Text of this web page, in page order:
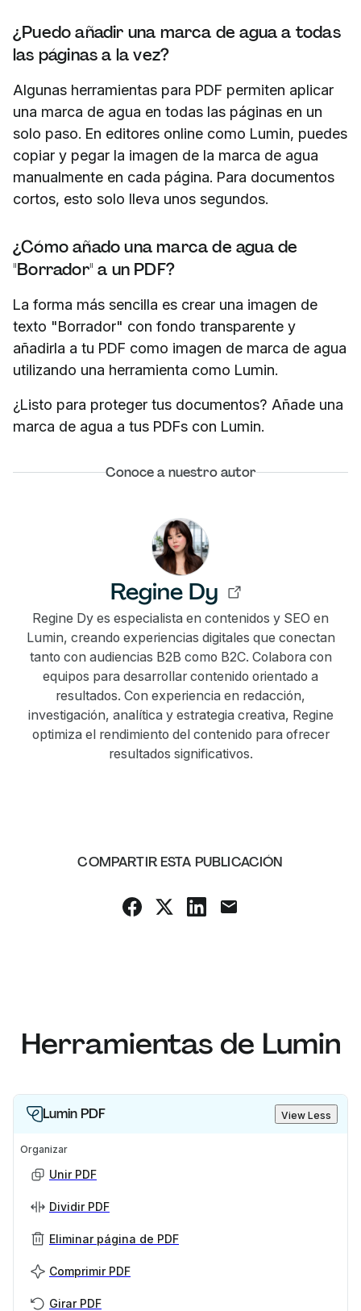
¿Puedo añadir una marca de agua a todas
las páginas a la vez?
Algunas herramientas para PDF permiten aplicar
una marca de agua en todas las páginas en un
solo paso. En editores online como Lumin, puedes
copiar y pegar la imagen de la marca de agua
manualmente en cada página. Para documentos
cortos, esto solo lleva unos segundos.
¿Cómo añado una marca de agua de
"Borrador" a un PDF?
La forma más sencilla es crear una imagen de
texto "Borrador" con fondo transparente y
añadirla a tu PDF como imagen de marca de agua
utilizando una herramienta como Lumin.
¿Listo para proteger tus documentos? Añade una
marca de agua a tus PDFs con Lumin.
Conoce a nuestro autor
Regine Dy
Regine Dy es especialista en contenidos y SEO en
Lumin, creando experiencias digitales que conectan
tanto con audiencias B2B como B2C. Colabora con
equipos para desarrollar contenido orientado a
resultados. Con experiencia en redacción,
investigación, analítica y estrategia creativa, Regine
optimiza el rendimiento del contenido para ofrecer
resultados significativos.
COMPARTIR ESTA PUBLICACIÓN
Herramientas de Lumin
Lumin PDF View Less
Organizar
Unir PDF
Dividir PDF
Eliminar página de PDF
Comprimir PDF
Girar PDF